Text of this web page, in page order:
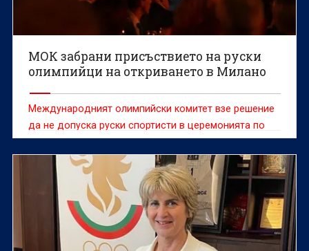
МОК забрани присъствието на руски
олимпийци на откриването в Милано
Международният олимпийски комитет взе решение
да не допуска руски спортисти в церемонията по
откриването на Зимните олимпийски игри в Милано/
Кортина д'Ампецо